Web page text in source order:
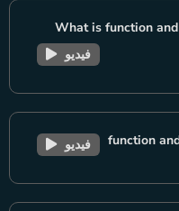
What is function
فيديو
function فيديو